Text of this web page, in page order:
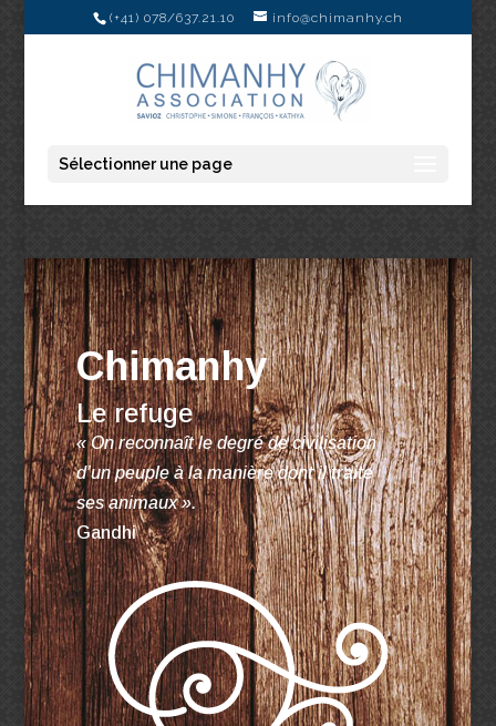
(+41) 078/637.21.10 info@chimanhy.ch
Sélectionner une page
Chimanhy
Le refuge
« On reconnaît le degré de civilisation
d’un peuple à la manière dont il traite
ses animaux ».
Gandhi